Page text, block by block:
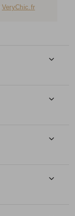
VeryChic.fr